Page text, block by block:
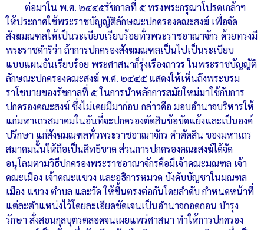
ต่อมาใน พ.ศ. ๒๔๔๕รัชกาลที่ ๕ ทรงพระกรุณาโปรดเกล้าฯ
ให้ประกาศใช้พระราชบัญญัติลักษณะปกครองคณะสงฆ์ เพื่อจัด
สังฆมณฑลให้เป็นระเบียบเรียบร้อยทั่วพระราชอาณาจักร ด้วยทรงมี
พระราชดำริว่า ถ้าการปกครองสังฆมณฑลเป็นไปเป็นระเบียบ
แบบแผนอันเรียบร้อย พระศาสนาก็รุ่งเรืองถาวร ในพระราชบัญญัติ
ลักษณะปกครองคณะสงฆ์ พ.ศ. ๒๔๔๕ แสดงให้เห็นถึงพระบรม
ราโชบายของรัชกาลที่ ๕ ในการนำหลักการสมัยใหม่มาใช้กับการ
ปกครองคณะสงฆ์ ซึ่งไม่เคยมีมาก่อน กล่าวคือ มอบอำนาจบริหารให้
แก่มหาเถรสมาคมในอันที่จะปกครองตัดสินข้อขัดแย้งและเป็นองค์
ปรึกษา แก่สังฆมณฑลทั่วพระราชอาณาจักร คำตัดสิน ของมหาเถร
สมาคมนั้นให้ถือเป็นสิทธิขาด ส่วนการปกครองคณะสงฆ์ได้จัด
อนุโลมตามวิธีปกครองพระราชอาณาจักรคือมีเจ้าคณะมณฑล เจ้า
คณะเมือง เจ้าคณะแขวง และอธิการหมวด บังคับบัญชาในมณฑล
เมือง แขวง ตำบล และวัด ให้ขึ้นตรงต่อกันโดยลำดับ กำหนดหน้าที่
แต่ละตำแหน่งไว้โดยละเอียดชัดเจนเป็นอำนาจถอดถอน บำรุง
รักษา สั่งสอนกุลบุตรตลอดจนเผยแพร่ศาสนา ทำให้การปกครอง